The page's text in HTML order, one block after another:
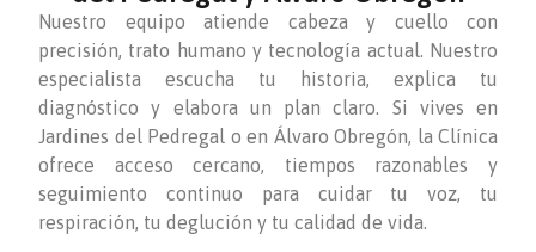
Nuestro equipo atiende cabeza y cuello con
precisión, trato humano y tecnología actual. Nuestro
especialista escucha tu historia, explica tu
diagnóstico y elabora un plan claro. Si vives en
Jardines del Pedregal o en Álvaro Obregón, la Clínica
ofrece acceso cercano, tiempos razonables y
seguimiento continuo para cuidar tu voz, tu
respiración, tu deglución y tu calidad de vida.